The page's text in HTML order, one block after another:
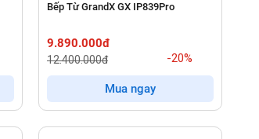
Bếp Từ GrandX GX IP839Pro
9.890.000đ
12.400.000đ -20%
Mua ngay